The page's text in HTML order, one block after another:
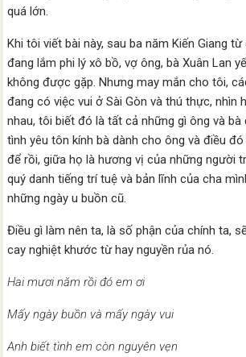
quá lớn.
Khi tôi viết bài này, sau ba năm Kiến Giang
đang lắm phi lý xô bồ, vợ ông, bà Xuân Lan
không được gặp. Nhưng may mắn cho tôi,
đang có việc vui ở Sài Gòn và thú thực, nhìn
nhau, tôi biết đó là tất cả những gì ông và
tình yêu tôn kính bà dành cho ông và điều
để rồi, giữa họ là hương vị của những người
quý danh tiếng trí tuệ và bản lĩnh của cha
những ngày u buồn cũ.
Điều gì làm nên ta, là số phận của chính ta,
cay nghiệt khước từ hay nguyền rủa nó.
Hai mươi năm rồi đó em ơi
Mấy ngày buồn và mấy ngày vui
Anh biết tình em còn nguyên vẹn